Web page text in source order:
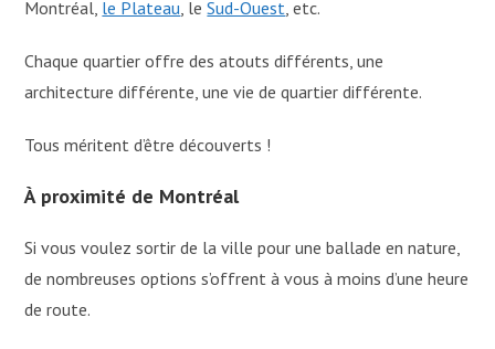
Montréal, le Plateau , leSud-Ouest , etc.
Chaque quartier offre des atouts différents, une
architecture différente, une vie de quartier différente.
Tous méritent d’être découverts !
À proximité de Montréal
Si vous voulez sortir de la ville pour une ballade en nature,
de nombreuses options s’offrent à vous à moins d’une heure
de route.